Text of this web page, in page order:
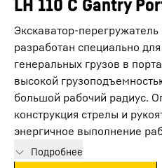
LH 110 C Gantry
Экскаватор-
разработан специально
генеральных грузов в
высокой
большой рабочий радиус.
конструкция стрелы и
энергичное выполнение
Подробнее